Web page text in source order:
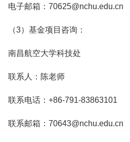
电子邮箱：70625@nchu.edu.cn
（3）基金项目咨询：
南昌航空大学科技处
联系人：陈老师
联系电话：+86-791-83863101
联系邮箱：70643@nchu.edu.cn